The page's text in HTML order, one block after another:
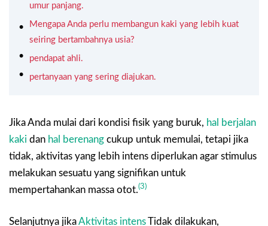
umur panjang.
Mengapa Anda perlu membangun kaki yang lebih kuat
seiring bertambahnya usia?
pendapat ahli.
pertanyaan yang sering diajukan.
Jika Anda mulai dari kondisi fisik yang buruk, hal berjalan
kaki dan hal berenang cukup untuk memulai, tetapi jika
tidak, aktivitas yang lebih intens diperlukan agar stimulus
melakukan sesuatu yang signifikan untuk
mempertahankan massa otot.(3)
Selanjutnya jikaAktivitas intensTidak dilakukan,